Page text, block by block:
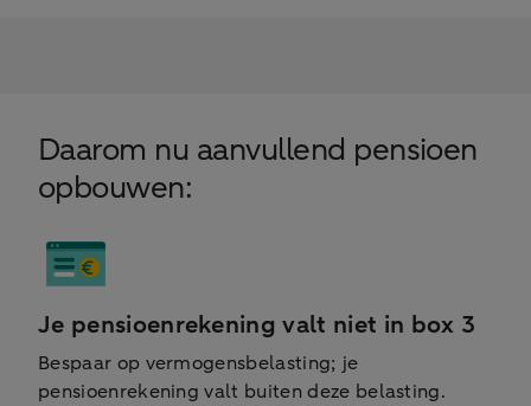
Daarom nu aanvullend pensioen
opbouwen:
Je pensioenrekening valt niet in box 3
Bespaar op vermogensbelasting; je
pensioenrekening valt buiten deze belasting.